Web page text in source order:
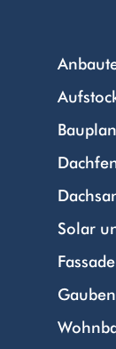
Solar
Gauben